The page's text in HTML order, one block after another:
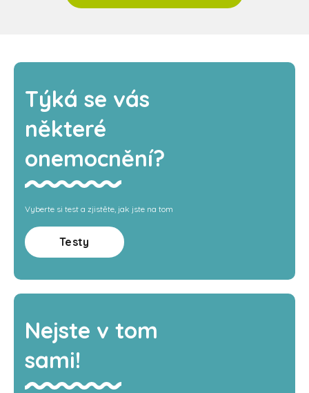
Týká se vás
některé
onemocnění?
Vyberte si test a zjistěte, jak jste na tom
Testy
Nejste v tom
sami!